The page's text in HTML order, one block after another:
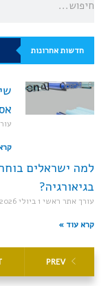
חדשות אחרונות
למה ישראלים
בגיאורגיה?
עורך אתר ראשי 1 ביולי 2026
קרא עוד »
PREV